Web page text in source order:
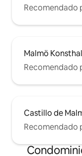
Recomendado
Malmö
Recomendado
Castillo de
Recomendado